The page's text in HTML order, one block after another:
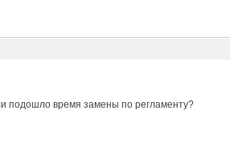
подошло время замены по регламенту?